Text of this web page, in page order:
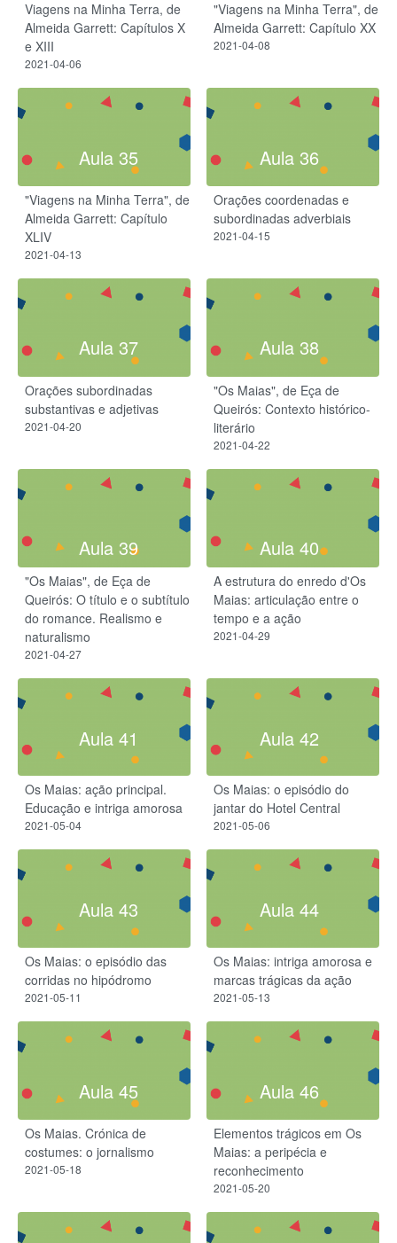
Viagens na Minha Terra, de
Almeida Garrett: Capítulos X
e XIII
2021-04-06
"Viagens na Minha Terra", de
Almeida Garrett: Capítulo XX
2021-04-08
Aula 35
"Viagens na Minha Terra", de
Almeida Garrett: Capítulo
XLIV
2021-04-13
Aula 36
Orações coordenadas e
subordinadas adverbiais
2021-04-15
Aula 37
Orações subordinadas
substantivas e adjetivas
2021-04-20
Aula 38
"Os Maias", de Eça de
Queirós: Contexto histórico-
literário
2021-04-22
Aula 39
"Os Maias", de Eça de
Queirós: O título e o subtítulo
do romance. Realismo e
naturalismo
2021-04-27
Aula 40
A estrutura do enredo d'Os
Maias: articulação entre o
tempo e a ação
2021-04-29
Aula 41
Os Maias: ação principal.
Educação e intriga amorosa
2021-05-04
Aula 42
Os Maias: o episódio do
jantar do Hotel Central
2021-05-06
Aula 43
Os Maias: o episódio das
corridas no hipódromo
2021-05-11
Aula 44
Os Maias: intriga amorosa e
marcas trágicas da ação
2021-05-13
Aula 45
Os Maias. Crónica de
costumes: o jornalismo
2021-05-18
Aula 46
Elementos trágicos em Os
Maias: a peripécia e
reconhecimento
2021-05-20